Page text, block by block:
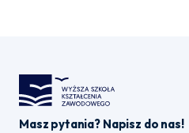
Masz pytania? Napisz do nas!